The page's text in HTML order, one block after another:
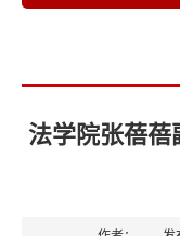
法学院张蓓蓓